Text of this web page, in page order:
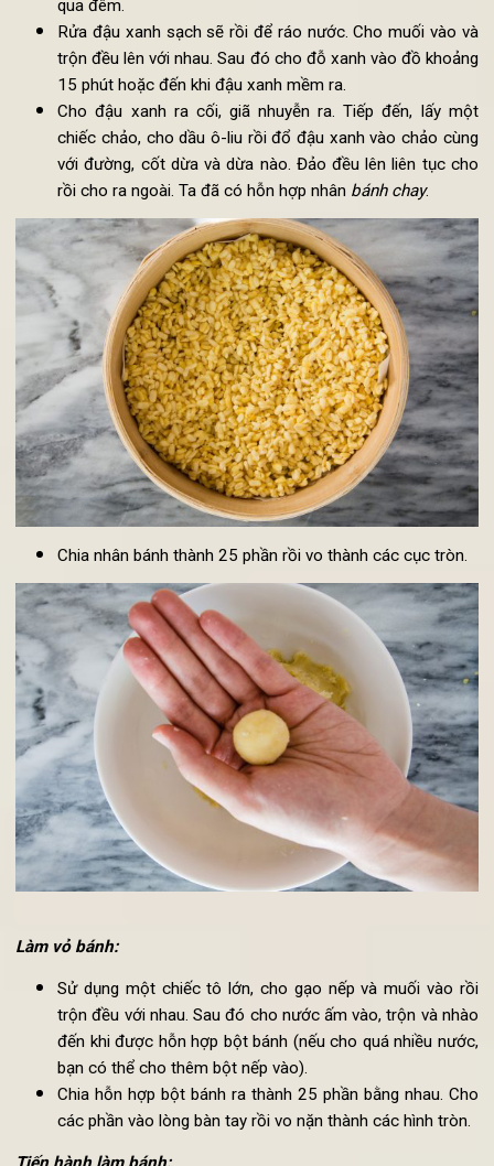
Cách làm bánh chay nước gừng:
Làm nhân bánh:
Nên ngâm đậu xanh trong nước từ 4-6 tiếng hoặc
qua đêm.
Rửa đậu xanh sạch sẽ rồi để ráo nước. Cho muối vào
trộn đều lên với nhau. Sau đó cho đỗ xanh vào đồ
15 phút hoặc đến khi đậu xanh mềm ra.
Cho đậu xanh ra cối, giã nhuyễn ra. Tiếp đến, lấy
chiếc chảo, cho dầu ô-liu rồi đổ đậu xanh vào chảo
với đường, cốt dừa và dừa nào. Đảo đều lên liên tục
rồi cho ra ngoài. Ta đã có hỗn hợp nhânbánh chay.
Chia nhân bánh thành 25 phần rồi vo thành các cục tròn.
Làm vỏ bánh: